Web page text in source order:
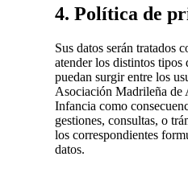
4. Política de
Sus datos serán tratados
atender los distintos tipos
puedan surgir entre los
Asociación Madrileña de
Infancia como
gestiones, consultas, o
los correspondientes
datos.